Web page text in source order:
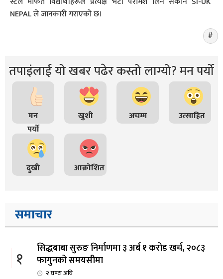
NEPAL ले जानकारी गराएको छ।
तपाइंलाई यो खबर पढेर कस्तो लाग्यो? मन पर्यो
मन
पर्यो
खुशी अचम्म उत्साहित
दुखी आक्रोशित
समाचार
१
सिद्धबाबा सुरुङ निर्माणमा ३ अर्ब १ करोड खर्च, २०८३
फागुनको समयसीमा
२ घण्टा अघि